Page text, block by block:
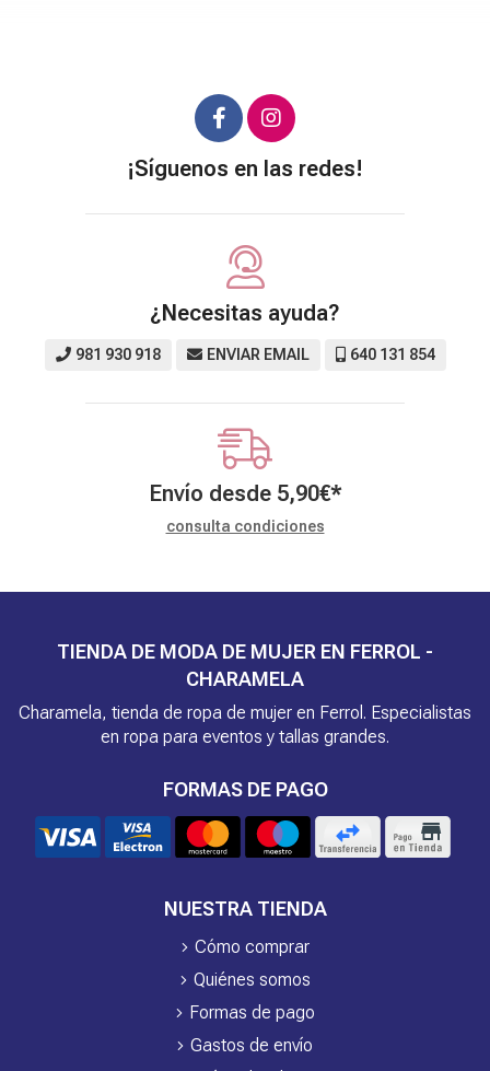
¡Síguenos en las redes!
¿Necesitas ayuda?
981 930 918 ENVIAR EMAIL 640 131 854
Envío desde 5,90€*
consulta condiciones
TIENDA DE MODA DE MUJER EN FERROL -
CHARAMELA
Charamela, tienda de ropa de mujer en Ferrol. Especialistas
en ropa para eventos y tallas grandes.
FORMAS DE PAGO
NUESTRA TIENDA
Cómo comprar
Quiénes somos
Formas de pago
Gastos de envío